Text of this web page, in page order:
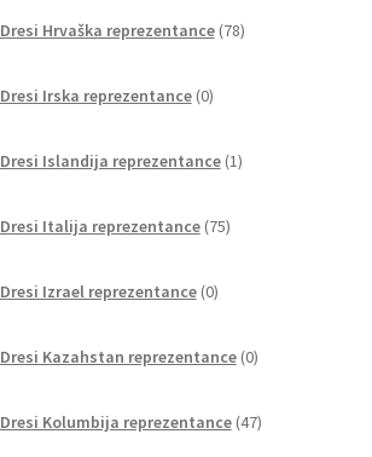
Dresi Hrvaška reprezentance 78izdelkov
Dresi Irska reprezentance 0izdelkov
Dresi Islandija reprezentance 1izdelek
Dresi Italija reprezentance 75izdelkov
Dresi Izrael reprezentance 0izdelkov
Dresi Kazahstan reprezentance 0izdelkov
Dresi Kolumbija reprezentance 47izdelkov